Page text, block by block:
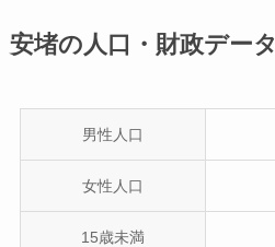
安堵の人口・財政データ
男性人口
女性人口
15歳未満